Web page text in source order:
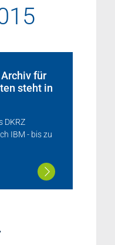
für
steht in
DKRZ
IBM - bis zu